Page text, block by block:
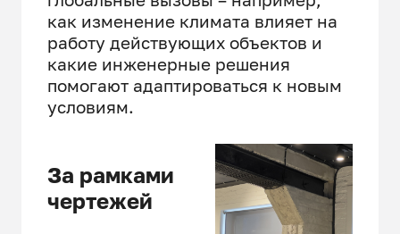
как изменение климата влияет на
работу действующих объектов и
какие инженерные решения
помогают адаптироваться к новым
условиям.
За рамками
чертежей